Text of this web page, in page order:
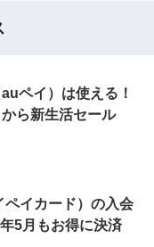
ペイ）は使える！
ら新生活セール
ペイカード）の入会
5月もお得に決済